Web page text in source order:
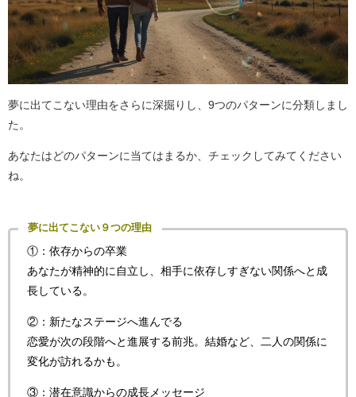
夢に出てこない理由をさらに深掘りし、9つのパターンに分類しまし
た。
あなたはどのパターンに当てはまるか、チェックしてみてください
ね。
夢に出てこない９つの理由
①：依存からの卒業
あなたが精神的に自立し、相手に依存しすぎない関係へと成
長している。
②：新たなステージへ進んでる
恋愛が次の段階へと進展する前兆。結婚など、二人の関係に
変化が訪れるかも。
③：潜在意識からの成長メッセージ